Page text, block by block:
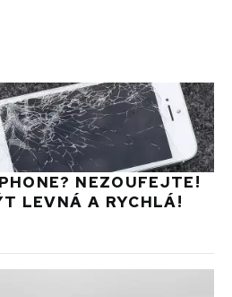
NEZOUFEJTE!
LEVNÁ A RYCHLÁ!